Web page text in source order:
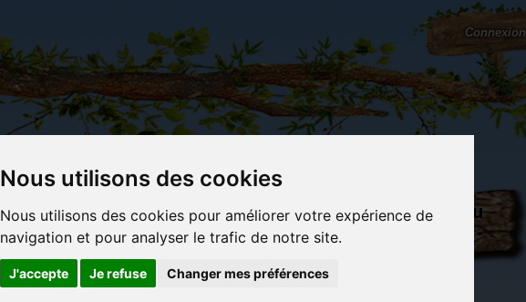
Nous utilisons des cookies
Nous utilisons des cookies pour améliorer votre expérience de
navigation et pour analyser le trafic de notre site.
J'accepte Je refuse Changer mes préférences
Connexion
Carterie
papeterie
originale
Activités
manuelles,
détente et
Objets déco et
cadeaux
originaux
Du côté du
blog...